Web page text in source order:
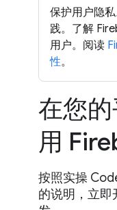
保护用户隐
践。了解
用户。阅读
性。
在您
用
按照实操
的说明，立即